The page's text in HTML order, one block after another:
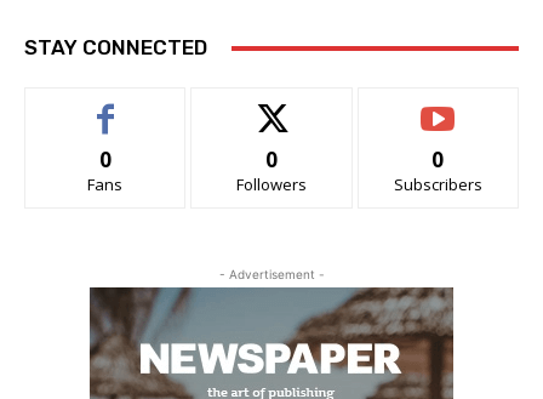
STAY CONNECTED
0
Fans
0
Followers
0
Subscribers
- Advertisement -